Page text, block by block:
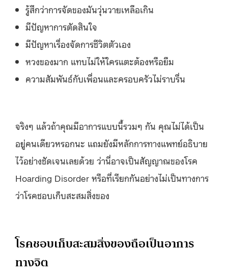
รู้สึกว่าการจัดของมันวุ่นวายเหลือเกิน
มีปัญหาการตัดสินใจ
มีปัญหาเรื่องจัดการชีวิตตัวเอง
หวงของมาก แทบไม่ให้ใครแตะต้องหรือยืม
ความสัมพันธ์กับเพื่อนและครอบครัวไม่ราบรื่น
จริงๆ แล้วถ้าคุณมีอาการแบบนี้รวมๆ กัน คุณไม่ได้เป็น
อยู่คนเดียวหรอกนะ แถมยังมีหลักการทางแพทย์อธิบาย
ไว้อย่างชัดเจนเลยด้วย ว่านี่อาจเป็นสัญญาณของโรค
Hoarding Disorder หรือที่เรียกกันอย่างไม่เป็นทางการ
ว่าโรคชอบเก็บสะสมสิ่งของ
โรคชอบเก็บสะสมสิ่งของถือเป็นอาการ
ทางจิต